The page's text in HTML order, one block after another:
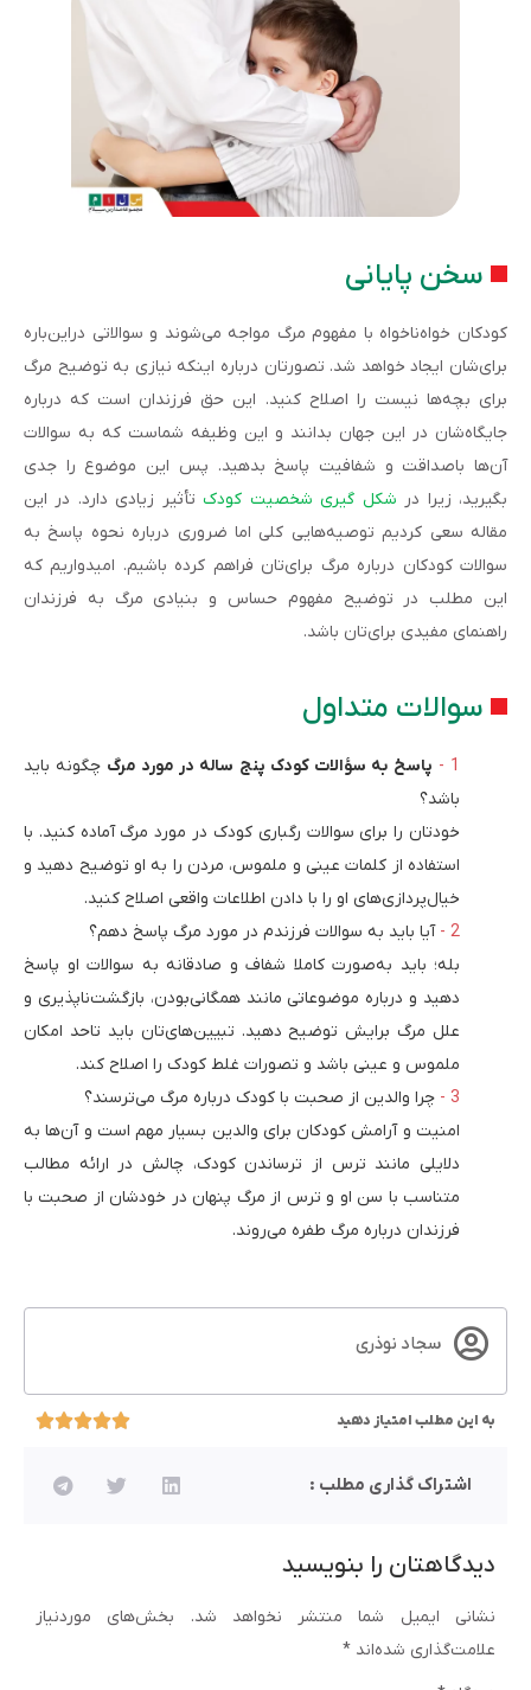
سخن پایانی
کودکان خواه‌ناخواه با مفهوم مرگ مواجه می‌شوند و سوالاتی دراین‌باره
برای‌شان ایجاد خواهد شد. تصورتان درباره اینکه نیازی به توضیح مرگ
برای بچه‌ها نیست را اصلاح کنید. این حق فرزندان است که درباره
جایگاه‌شان در این جهان بدانند و این وظیفه شماست که به سوالات
آن‌ها باصداقت و شفافیت پاسخ بدهید. پس این موضوع را جدی
بگیرید، زیرا در شکل گیری شخصیت کودکتأثیر زیادی دارد. در این
مقاله سعی کردیم توصیه‌هایی کلی اما ضروری درباره نحوه پاسخ به
سوالات کودکان درباره مرگ برای‌تان فراهم کرده ‌باشیم. امیدواریم که
این مطلب در توضیح مفهوم حساس و بنیادی مرگ به فرزندان
راهنمای مفیدی برای‌تان باشد.
سوالات متداول
پاسخ به سؤالات کودک پنج ساله در مورد مرگ چگونه باید
باشد؟
خودتان را برای سوالات رگباری کودک در مورد مرگ آماده کنید. با
استفاده از کلمات عینی و ملموس، مردن را به او توضیح دهید و
خیال‌پردازی‌های او را با دادن اطلاعات واقعی اصلاح کنید.
آیا باید به سوالات فرزندم در مورد مرگ پاسخ دهم؟
بله؛ باید به‌صورت کاملا شفاف و صادقانه به سوالات او پاسخ
دهید و درباره موضوعاتی مانند همگانی‌بودن، بازگشت‌ناپذیری و
علل مرگ برایش توضیح دهید. تبیین‌های‌تان باید تاحد امکان
ملموس و عینی باشد و تصورات غلط کودک را اصلاح کند.
چرا والدین از صحبت با کودک درباره مرگ می‌ترسند؟
امنیت و آرامش کودکان برای والدین بسیار مهم است و آن‌ها به
دلایلی مانند ترس از ترساندن کودک، چالش در ارائه مطالب
متناسب با سن او و ترس از مرگ پنهان در خودشان از صحبت با
فرزندان درباره مرگ طفره می‌روند.
سجاد نوذری
به این مطلب امتیاز دهید
اشتراک گذاری مطلب :
دیدگاهتان را بنویسید
نشانی ایمیل شما منتشر نخواهد شد.
بخش‌های موردنیاز
علامت‌گذاری شده‌اند *